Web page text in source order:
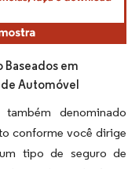
em
Automóvel
denominado
conforme você dirige
tipo de seguro de